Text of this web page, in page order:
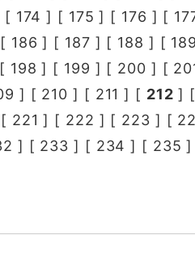
[ 174 ] [ 175 ] [ 176 ] [
186 ] [ 187 ] [ 188 ] [ 189
198 ] [ 199 ] [ 200 ] [
] [ 210 ] [ 211 ] [ 212 ] [
221 ] [ 222 ] [ 223 ] [
] [ 233 ] [ 234 ] [ 235 ]